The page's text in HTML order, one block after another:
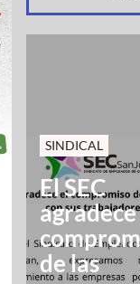
SINDICAL
El SEC
agradece
de las